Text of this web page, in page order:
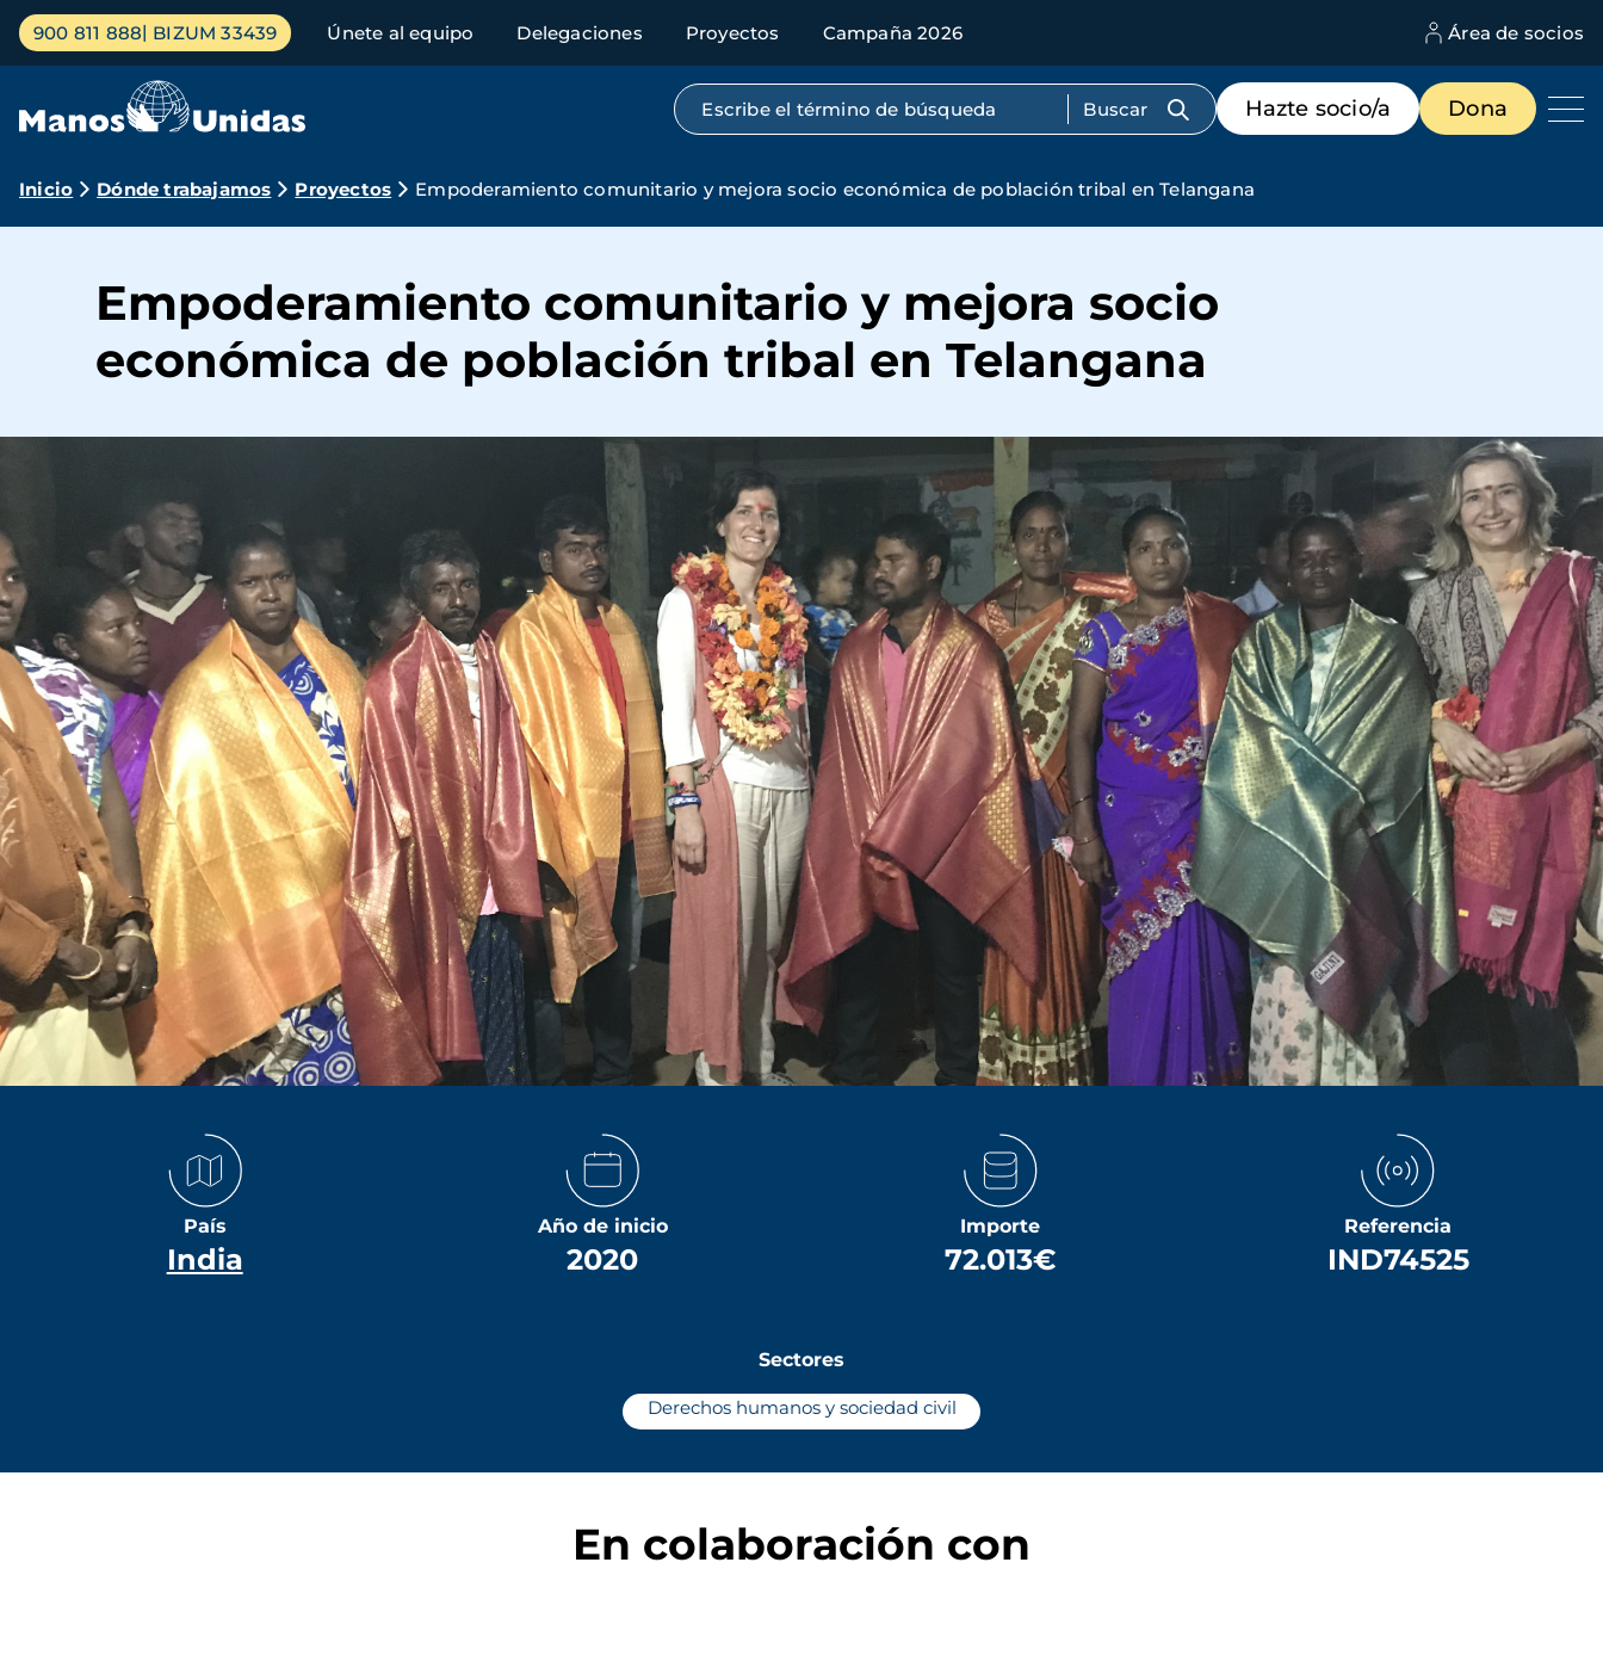
Pasar
contenido
Menú
principal
900 811 888 BIZUM 33439 Únete al equipo Delegaciones Proyectos Campaña 2026 Área de socios
Búsqueda por texto completo
Menú
de
destacados
Hazte socio/a Dona
Ruta
navegación
Inicio Dónde trabajamos Proyectos Empoderamiento comunitario y mejora socio económica de población tribal en Telangana
Empoderamiento comunitario y mejora socio
económica de población tribal en Telangana
País
India
Año de inicio
2020
Importe
72.013€
Referencia
IND74525
Sectores
Derechos humanos y sociedad civil
En colaboración con